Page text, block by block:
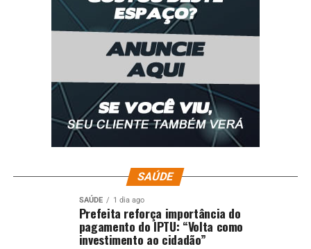
SAÚDE
SAÚDE 1 dia ago
Prefeita reforça importância do
pagamento do IPTU: “Volta como
investimento ao cidadão”